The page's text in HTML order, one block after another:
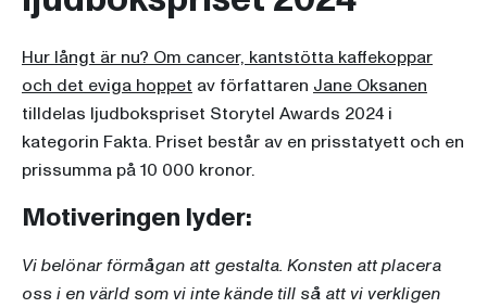
Hur långt är nu? Om cancer, kantstötta kaffekoppar
och det eviga hoppet av författaren Jane Oksanen
tilldelas ljudbokspriset Storytel Awards 2024 i
kategorin Fakta. Priset består av en prisstatyett och en
prissumma på 10 000 kronor.
Motiveringen lyder:
Vi belönar förmågan att gestalta. Konsten att placera
oss i en värld som vi inte kände till så att vi verkligen